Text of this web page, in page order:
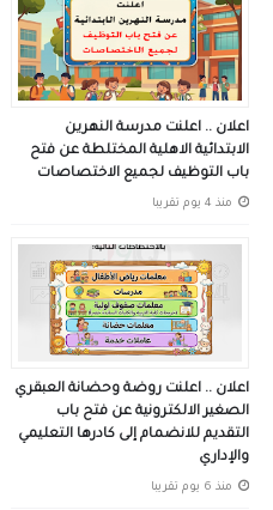
اعلان .. اعلنت مدرسة النهرين
الابتدائية الاهلية المختلطة عن فتح
باب التوظيف لجميع الاختصاصات
منذ 4 يوم تقريبا
اعلان .. اعلنت روضة وحضانة العبقري
الصغير الالكترونية عن فتح باب
التقديم للانضمام إلى كادرها التعليمي
والإداري
منذ 6 يوم تقريبا